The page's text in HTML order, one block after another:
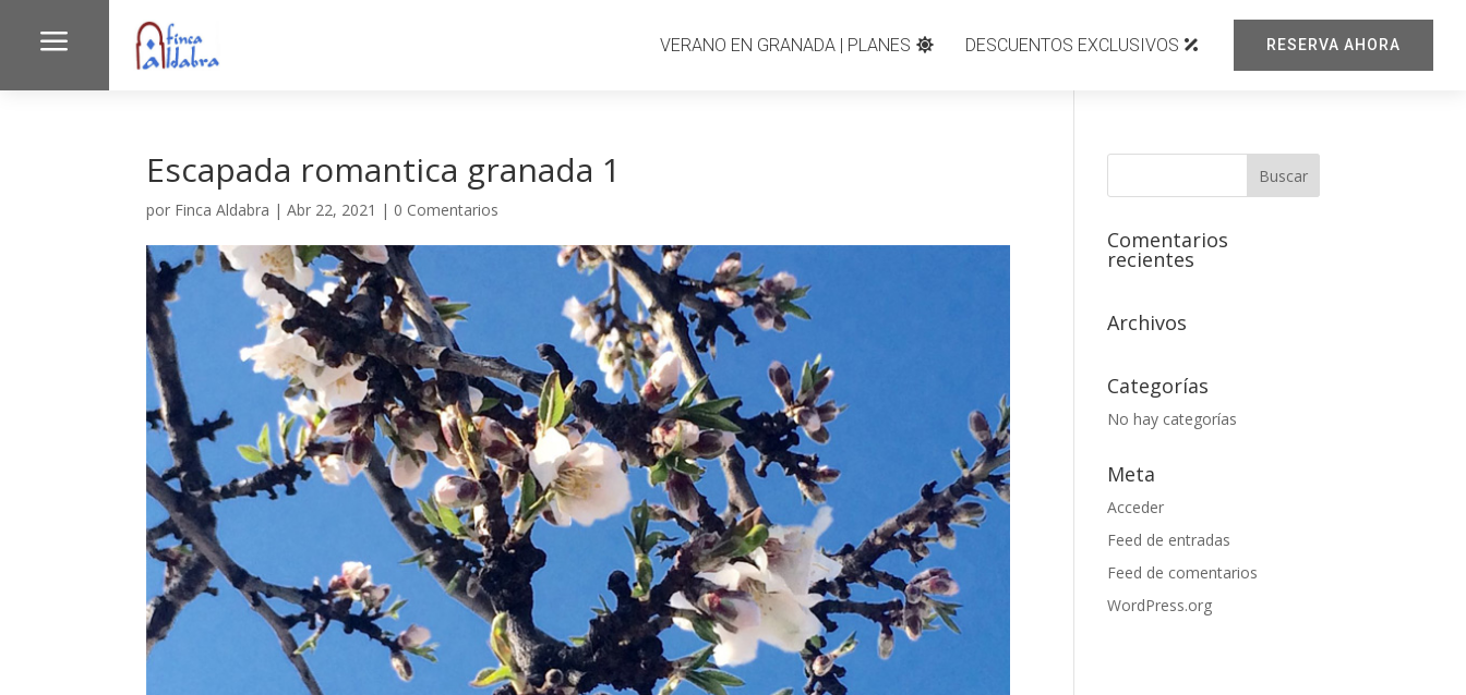
a VERANO EN GRANADA | PLANES DESCUENTOS EXCLUSIVOS RESERVA AHORA
Escapada romantica granada 1
por Finca Aldabra |Abr 22, 2021 | 0 Comentarios
Comentarios
recientes
Archivos
Categorías
No hay categorías
Meta
Acceder
Feed de entradas
Feed de comentarios
WordPress.org